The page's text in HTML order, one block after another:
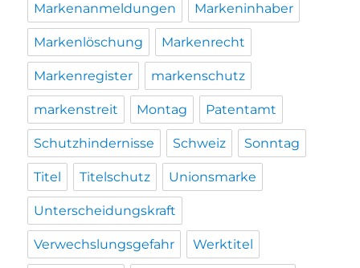
Markenanmeldungen Markeninhaber
Markenlöschung Markenrecht
Markenregister markenschutz
markenstreit Montag Patentamt
Schutzhindernisse Schweiz Sonntag
Titel Titelschutz Unionsmarke
Unterscheidungskraft
Verwechslungsgefahr Werktitel